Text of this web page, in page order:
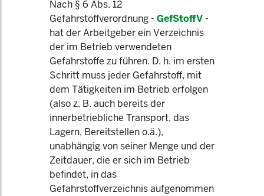
Nach § 6 Abs. 12
Gefahrstoffverordnung - GefStoffV -
hat der Arbeitgeber ein Verzeichnis
der im Betrieb verwendeten
Gefahrstoffe zu führen. D. h. im ersten
Schritt muss jeder Gefahrstoff, mit
dem Tätigkeiten im Betrieb erfolgen
(also z. B. auch bereits der
innerbetriebliche Transport, das
Lagern, Bereitstellen o.ä.),
unabhängig von seiner Menge und der
Zeitdauer, die er sich im Betrieb
befindet, in das
Gefahrstoffverzeichnis aufgenommen